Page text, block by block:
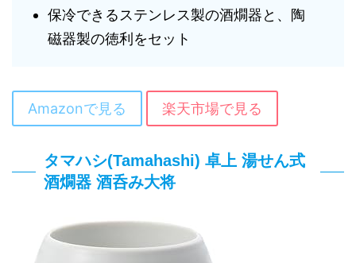
保冷できるステンレス製の酒燗器と、陶
磁器製の徳利をセット
Amazonで見る 楽天市場で見る
タマハシ(Tamahashi) 卓上 湯せん式
酒燗器 酒呑み大将